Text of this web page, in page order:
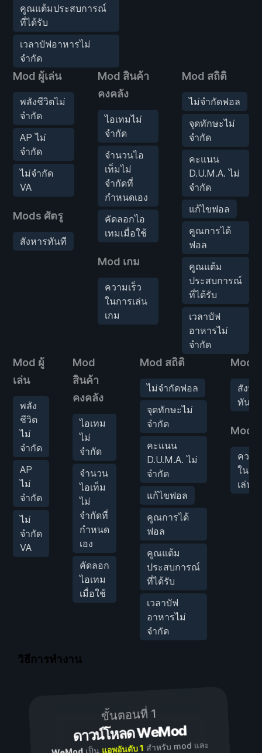
คูณแต้มประสบการณ์
ที่ได้รับ
เวลาบัฟอาหารไม่
จำกัด
Mod ผู้เล่น
พลังชีวิตไม่
จำกัด
AP ไม่
จำกัด
ไม่จำกัด
VA
Mods ศัตรู
สังหารทันที
Mod สินค้า
คงคลัง
ไอเทมไม่
จำกัด
จำนวนไอ
เท็มไม่
จำกัดที่
กำหนดเอง
คัดลอกไอ
เทมเมื่อใช้
Mod เกม
ความเร็ว
ในการเล่น
เกม
Mod สถิติ
ไม่จำกัดฟอล
จุดทักษะไม่
จำกัด
คะแนน
D.U.M.A. ไม่
จำกัด
แก้ไขฟอล
คูณการได้
ฟอล
คูณแต้ม
ประสบการณ์
ที่ได้รับ
เวลาบัฟ
อาหารไม่
จำกัด
Mod ผู้
เล่น
พลัง
ชีวิต
ไม่
จำกัด
AP
ไม่
จำกัด
ไม่
จำกัด
VA
Mod
สินค้า
คงคลัง
ไอเทม
ไม่
จำกัด
จำนวน
ไอเท็ม
ไม่
จำกัดที่
กำหนด
เอง
คัดลอก
ไอเทม
เมื่อใช้
Mod สถิติ
ไม่จำกัดฟอล
จุดทักษะไม่
จำกัด
คะแนน
D.U.M.A. ไม่
จำกัด
แก้ไขฟอล
คูณการได้
ฟอล
คูณแต้ม
ประสบการณ์
ที่ได้รับ
เวลาบัฟ
อาหารไม่
จำกัด
Mods
สังหา
ทันที
Mod
ความ
ในกา
เล่นเ
วิธีการทำงาน
ขั้นตอนที่ 1
ดาวน์โหลด WeMod
แอพอันดับ 1 สำหรับ mod และ